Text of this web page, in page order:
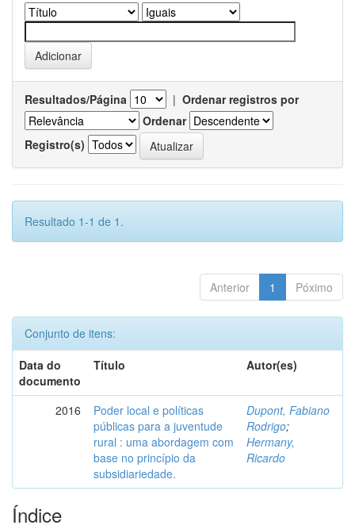
Resultados/Página | Ordenar registros por
Ordenar
Registro(s)
Resultado 1-1 de 1.
Anterior 1 Póximo
Conjunto de itens:
Data do
documento
Título Autor(es)
2016
Poder local e políticas
públicas para a juventude
rural : uma abordagem com
base no princípio da
subsidiariedade.
Dupont, Fabiano
Rodrigo;
Hermany,
Ricardo
Índice